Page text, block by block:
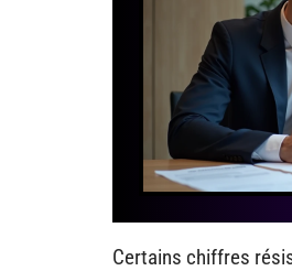
Certains chiffres